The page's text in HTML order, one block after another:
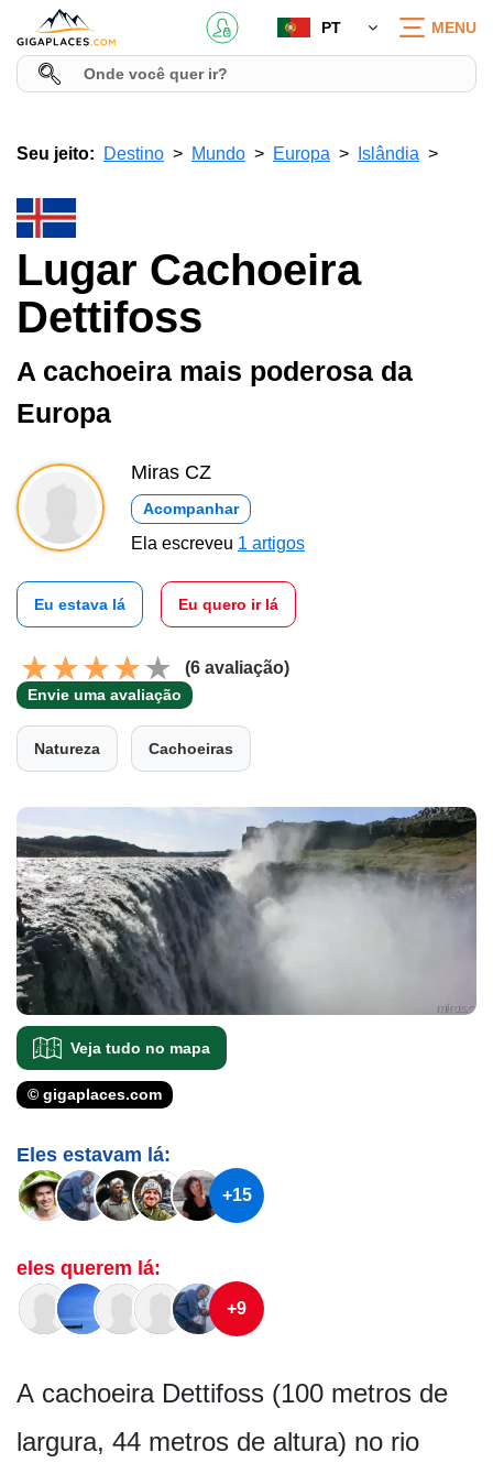
PT MENU
Seu jeito: Destino Mundo Europa Islândia
Lugar Cachoeira
Dettifoss
A cachoeira mais poderosa da
Europa
Miras CZ
Acompanhar
Ela escreveu 1 artigos
Eu estava lá Eu quero ir lá
(6 avaliação)
Envie uma avaliação
Natureza Cachoeiras
Veja tudo no mapa
© gigaplaces.com
Eles estavam lá:
+15
eles querem lá:
+9
A cachoeira Dettifoss (100 metros de
largura, 44 metros de altura) no rio